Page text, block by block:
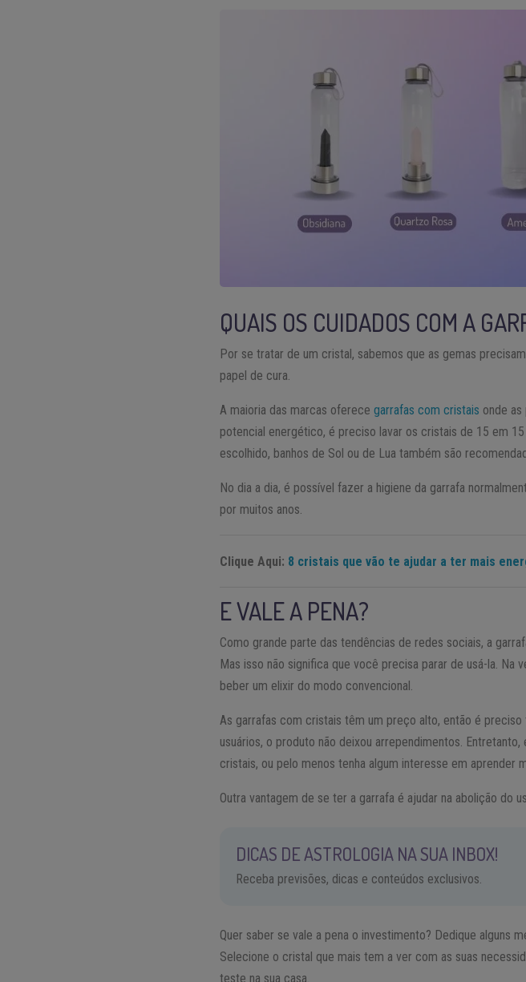
QUAIS OS CUIDADOS COM A
Por se tratar de um cristal, sabemos que as gemas
papel de cura.
A maioria das marcas oferecegarrafas com cristais onde
potencial energético, é preciso lavar os cristais de 15 em
escolhido, banhos de Sol ou de Lua também são
No dia a dia, é possível fazer a higiene da garrafa
por muitos anos.
Clique Aqui: 8 cristais que vão te ajudar a ter mais
E VALE A PENA?
Como grande parte das tendências de redes sociais, a
Mas isso não significa que você precisa parar de usá-la.
beber um elixir do modo convencional.
As garrafas com cristais têm um preço alto, então é
usuários, o produto não deixou arrependimentos.
cristais, ou pelo menos tenha algum interesse em aprender
Outra vantagem de se ter a garrafa é ajudar na abolição do
DICAS DE ASTROLOGIA NA SUA INBOX!
Receba previsões, dicas e conteúdos exclusivos.
Quer saber se vale a pena o investimento? Dedique alguns
Selecione o cristal que mais tem a ver com as suas
teste na sua casa.